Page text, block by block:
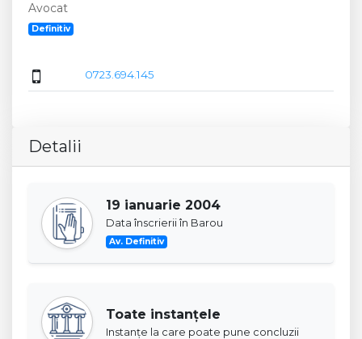
Avocat
Definitiv
0723.694.145
Detalii
19 ianuarie 2004
Data înscrierii în Barou
Av. Definitiv
Toate instanţele
Instanţe la care poate pune concluzii